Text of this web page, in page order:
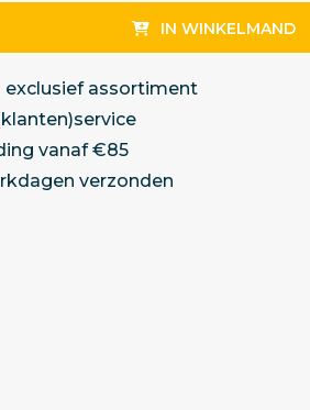
IN WINKELMAND
exclusief assortiment
vanaf €85
verzonden